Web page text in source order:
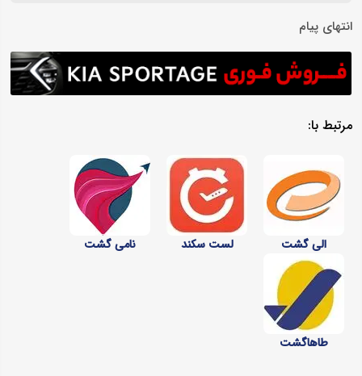
انتهای پیام
مرتبط با:
الی‌ گشت لست سکند نامی گشت
طاهاگشت